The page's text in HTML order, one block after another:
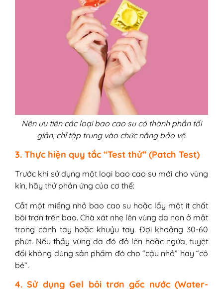
Nên ưu tiên các loại bao cao su có thành phần tối
giản, chỉ tập trung vào chức năng bảo vệ.
3. Thực hiện quy tắc “Test thử” (Patch Test)
Trước khi sử dụng một loại bao cao su mới cho vùng
kín, hãy thử phản ứng của cơ thể:
Cắt một miếng nhỏ bao cao su hoặc lấy một ít chất
bôi trơn trên bao. Chà xát nhẹ lên vùng da non ở mặt
trong cánh tay hoặc khuỷu tay. Đợi khoảng 30-60
phút. Nếu thấy vùng da đó đỏ lên hoặc ngứa, tuyệt
đối không dùng sản phẩm đó cho “cậu nhỏ” hay “cô
bé”.
4. Sử dụng Gel bôi trơn gốc nước (Water-